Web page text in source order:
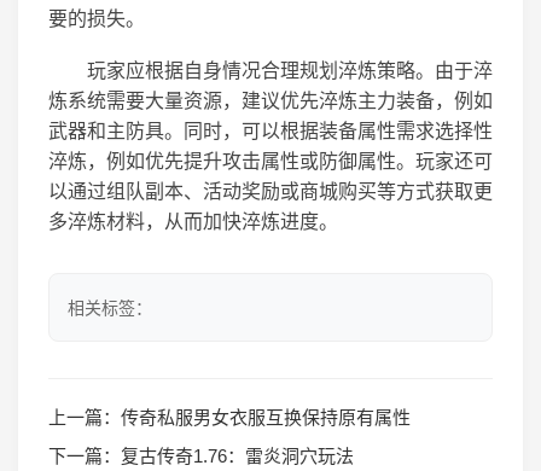
要的损失。
玩家应根据自身情况合理规划淬炼策略。由于淬
炼系统需要大量资源，建议优先淬炼主力装备，例如
武器和主防具。同时，可以根据装备属性需求选择性
淬炼，例如优先提升攻击属性或防御属性。玩家还可
以通过组队副本、活动奖励或商城购买等方式获取更
多淬炼材料，从而加快淬炼进度。
相关标签：
上一篇： 传奇私服男女衣服互换保持原有属性
下一篇： 复古传奇1.76：雷炎洞穴玩法